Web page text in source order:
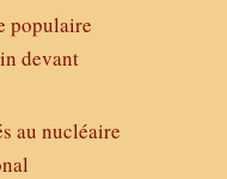
populaire
devant
au nucléaire